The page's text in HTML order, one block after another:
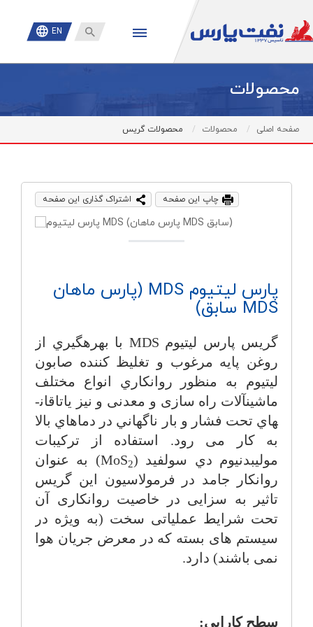
 EN
محصولات
صفحه اصلی محصولات محصولات گریس
اشتراک گذاری این صفحه چاپ این صفحه
پارس ليتيوم MDS (پارس ماهان
MDS سابق)
گريس پارس ليتيوم MDS با بهره­گيري از
روغن پايه­ مرغوب و تغلیظ کننده صابون
ليتيوم به منظور روانكاري انواع مختلف
ماشين­آلات راه سازی و معدنی و نیز ياتاقان­
هاي تحت فشار و بار ناگهاني در دماهاي بالا
به کار می رود. استفاده از تركيبات
موليبدنیوم دي سولفيد ( MoS2
) به عنوان
روانکار جامد در فرمولاسیون این گریس
تاثیر به سزایی در خاصیت روانکاری آن
تحت شرایط عملیاتی سخت (به ویژه در
سیستم های بسته که در معرض جریان هوا
نمی باشند) دارد.
سطح كارايي: